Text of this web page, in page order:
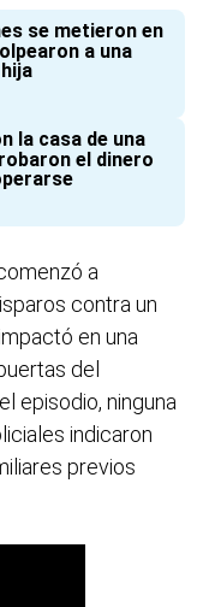
se metieron en
a una
la casa de una
el dinero
a
contra un
en una
del
episodio, ninguna
indicaron
previos